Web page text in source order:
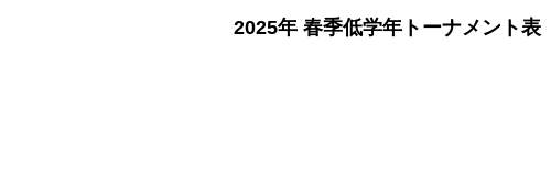
​2025年 春季低学年トーナメント表